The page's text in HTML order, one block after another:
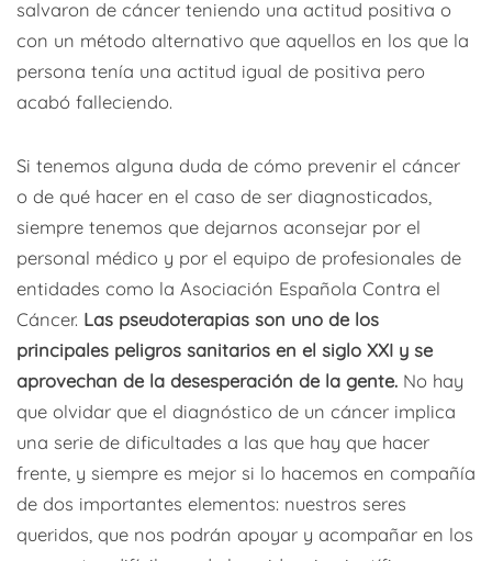
salvaron de cáncer teniendo una actitud positiva o
con un método alternativo que aquellos en los que la
persona tenía una actitud igual de positiva pero
acabó falleciendo.
Si tenemos alguna duda de cómo prevenir el cáncer
o de qué hacer en el caso de ser diagnosticados,
siempre tenemos que dejarnos aconsejar por el
personal médico y por el equipo de profesionales de
entidades como la Asociación Española Contra el
Cáncer. Las pseudoterapias son uno de los
principales peligros sanitarios en el siglo XXI y se
aprovechan de la desesperación de la gente. No hay
que olvidar que el diagnóstico de un cáncer implica
una serie de dificultades a las que hay que hacer
frente, y siempre es mejor si lo hacemos en compañía
de dos importantes elementos: nuestros seres
queridos, que nos podrán apoyar y acompañar en los